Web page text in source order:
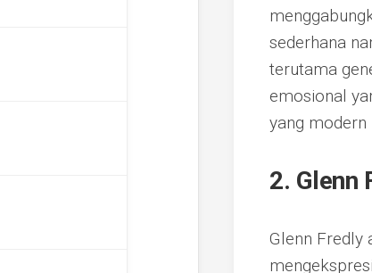
sederhana
terutama
emosional
yang
2. Glenn
Glenn Fredly